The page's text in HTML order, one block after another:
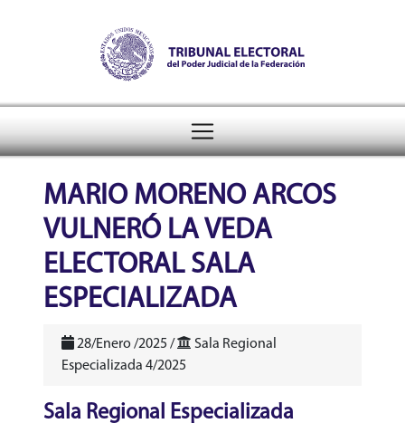
Tribunal Electoral del
header
MARIO MORENO ARCOS
VULNERÓ LA VEDA
ELECTORAL SALA
ESPECIALIZADA
28/Enero /2025 /
Sala Regional
Especializada 4/2025
Sala Regional Especializada